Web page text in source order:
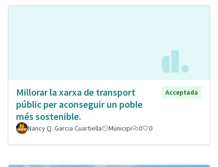
Millorar la xarxa de transport
públic per aconseguir un poble
més sostenible.
Acceptada
Nancy Q. Garcia Cuartiella Municipi 0 0